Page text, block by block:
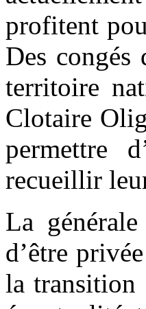
profitent
Des congés
territoire
Clotaire
permettre
recueillir
La
d’être
la transition